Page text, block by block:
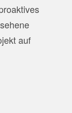
auf